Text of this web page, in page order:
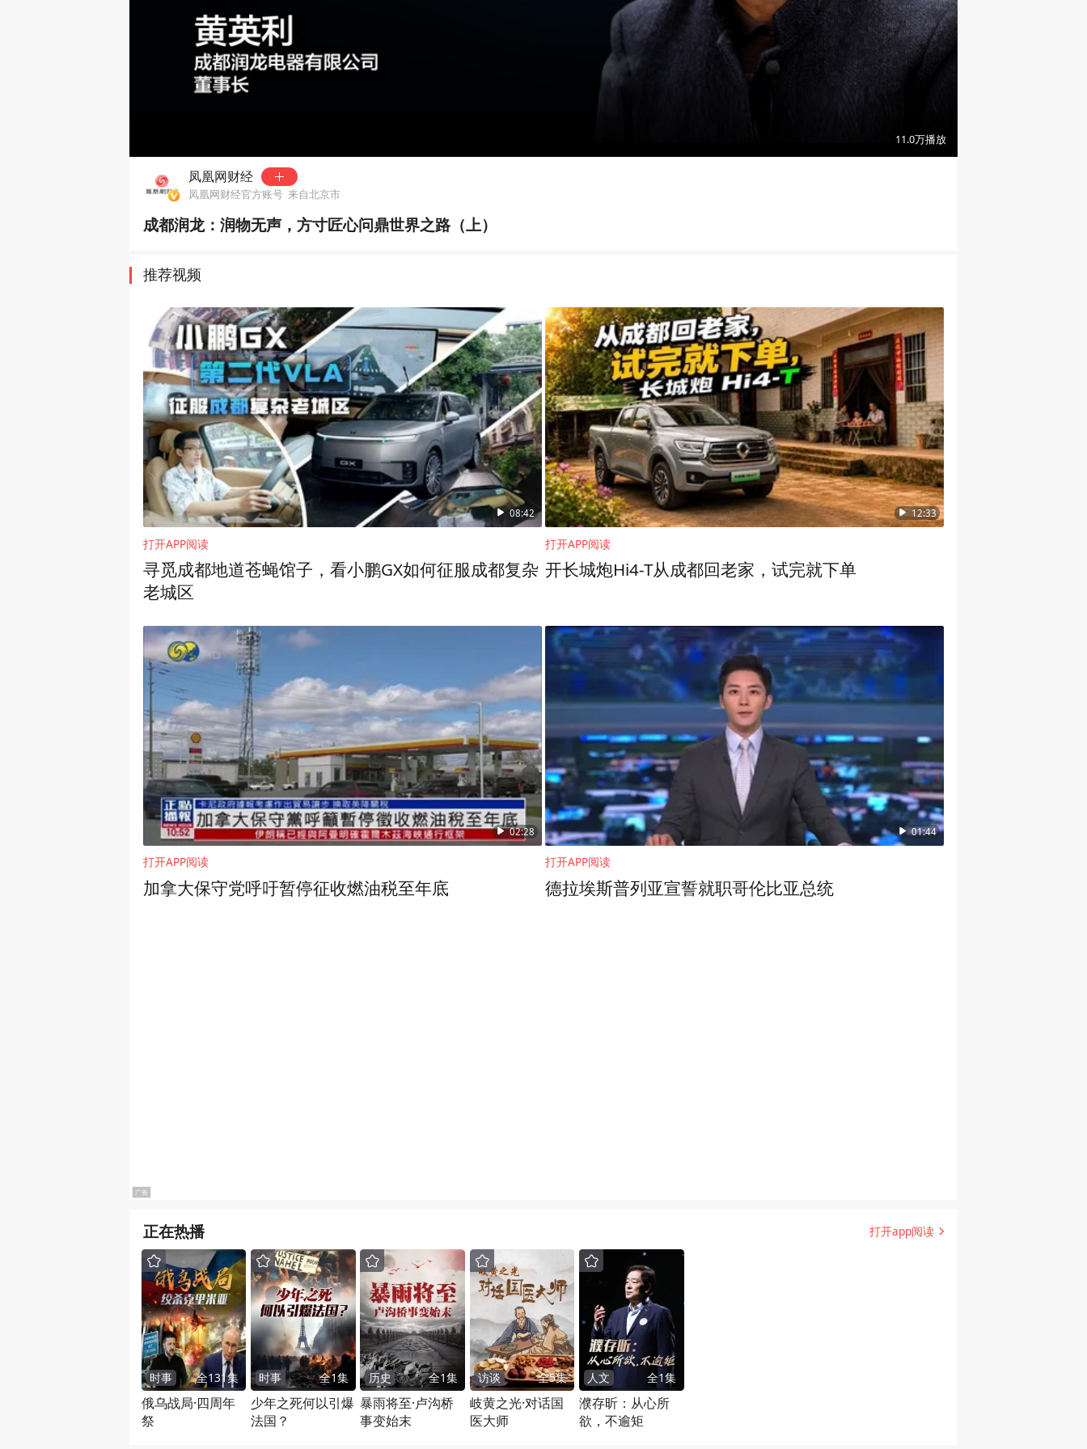
16:39
11.0万播放
凤凰网财经
凤凰网财经官方账号 来自北京市
成都润龙：润物无声，方寸匠心问鼎世界之路（上）
推荐视频
08:42
打开APP阅读
寻觅成都地道苍蝇馆子，看小鹏GX如何征服成都复杂
老城区
12:33
打开APP阅读
开长城炮Hi4-T从成都回老家，试完就下单
02:28
打开APP阅读
加拿大保守党呼吁暂停征收燃油税至年底
01:44
打开APP阅读
德拉埃斯普列亚宣誓就职哥伦比亚总统
正在热播 打开app阅读
时事 全131集
俄乌战局·四周年
祭
时事 全1集
少年之死何以引爆
法国？
历史 全1集
暴雨将至·卢沟桥
事变始末
访谈 全5集
岐黄之光·对话国
医大师
人文 全1集
濮存昕：从心所
欲，不逾矩